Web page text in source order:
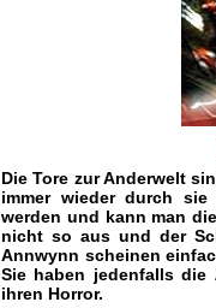
Die Tore zur Anderwelt
immer wieder durch
werden und kann man
nicht so aus und der
Annwynn scheinen
Sie haben jedenfalls die
ihren Horror.